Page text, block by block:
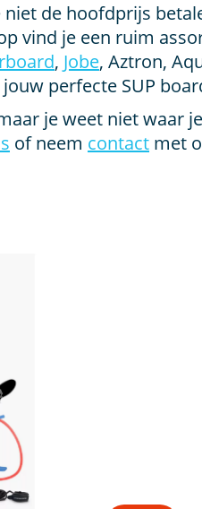
de hoofdprijs
vind je een ruim
, Jobe, Aztron,
perfecte SUP
je weet niet waar
of neem contact met